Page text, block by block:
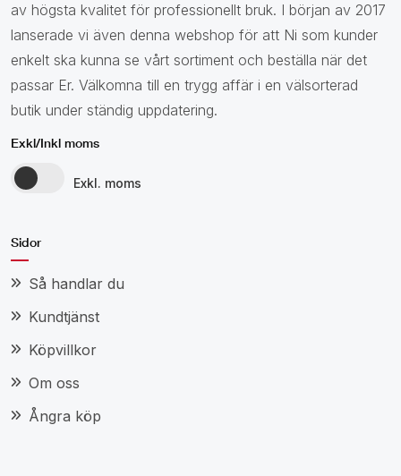
av högsta kvalitet för professionellt bruk. I början av 2017
lanserade vi även denna webshop för att Ni som kunder
enkelt ska kunna se vårt sortiment och beställa när det
passar Er. Välkomna till en trygg affär i en välsorterad
butik under ständig uppdatering.
Exkl/Inkl moms
Exkl. moms
Sidor
Så handlar du
Kundtjänst
Köpvillkor
Om oss
Ångra köp